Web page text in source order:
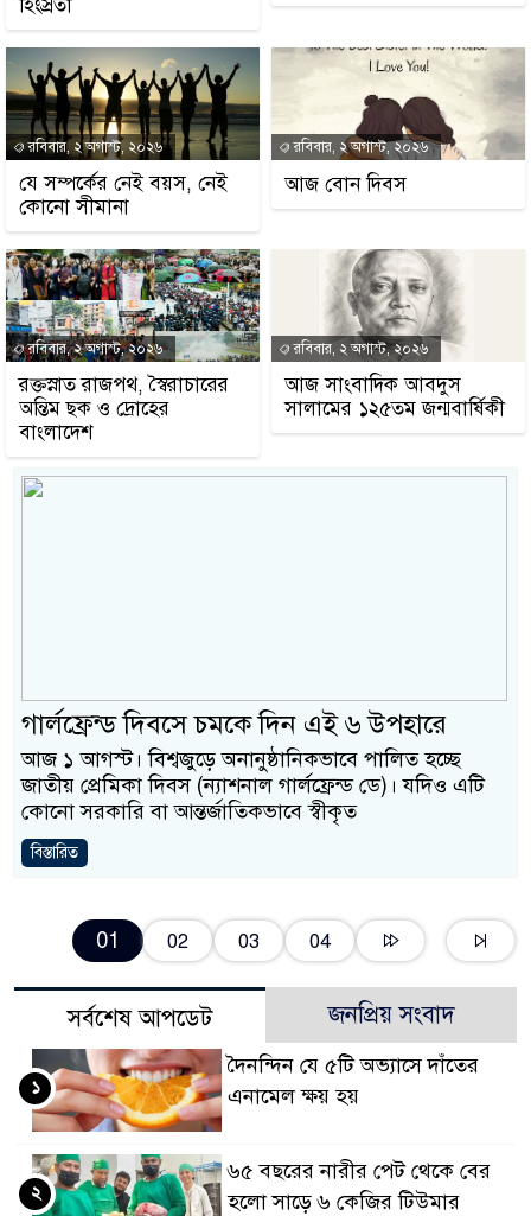
হিংস্রতা
রবিবার, ২ অগাস্ট, ২০২৬
যে সম্পর্কের নেই বয়স, নেই
কোনো সীমানা
রবিবার, ২ অগাস্ট, ২০২৬
আজ বোন দিবস
রবিবার, ২ অগাস্ট, ২০২৬
রক্তস্নাত রাজপথ, স্বৈরাচারের
অন্তিম ছক ও দ্রোহের
বাংলাদেশ
রবিবার, ২ অগাস্ট, ২০২৬
আজ সাংবাদিক আবদুস
সালামের ১২৫তম জন্মবার্ষিকী
গার্লফ্রেন্ড দিবসে চমকে দিন এই ৬ উপহারে
আজ ১ আগস্ট। বিশ্বজুড়ে অনানুষ্ঠানিকভাবে পালিত হচ্ছে
জাতীয় প্রেমিকা দিবস (ন্যাশনাল গার্লফ্রেন্ড ডে)। যদিও এটি
কোনো সরকারি বা আন্তর্জাতিকভাবে স্বীকৃত
বিস্তারিত
01 02 03 04
সর্বশেষ আপডেট জনপ্রিয় সংবাদ
দৈনন্দিন যে ৫টি অভ্যাসে দাঁতের
এনামেল ক্ষয় হয়
১
৬৫ বছরের নারীর পেট থেকে বের
হলো সাড়ে ৬ কেজির টিউমার
২